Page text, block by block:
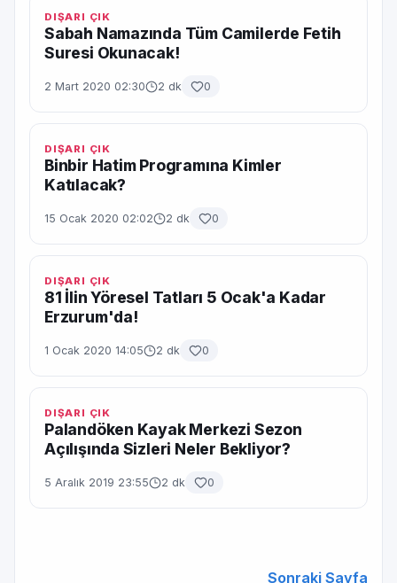
DIŞARI ÇIK
Sabah Namazında Tüm Camilerde Fetih
Suresi Okunacak!
2 Mart 2020 02:30 2 dk 0
DIŞARI ÇIK
Binbir Hatim Programına Kimler
Katılacak?
15 Ocak 2020 02:02 2 dk 0
DIŞARI ÇIK
81 İlin Yöresel Tatları 5 Ocak'a Kadar
Erzurum'da!
1 Ocak 2020 14:05 2 dk 0
DIŞARI ÇIK
Palandöken Kayak Merkezi Sezon
Açılışında Sizleri Neler Bekliyor?
5 Aralık 2019 23:55 2 dk 0
Sonraki Sayfa